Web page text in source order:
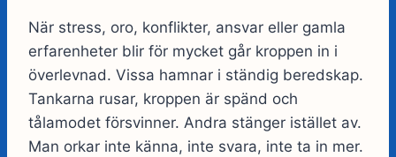
När stress, oro, konflikter, ansvar eller gamla
erfarenheter blir för mycket går kroppen in i
överlevnad. Vissa hamnar i ständig beredskap.
Tankarna rusar, kroppen är spänd och
tålamodet försvinner. Andra stänger istället av.
Man orkar inte känna, inte svara, inte ta in mer.